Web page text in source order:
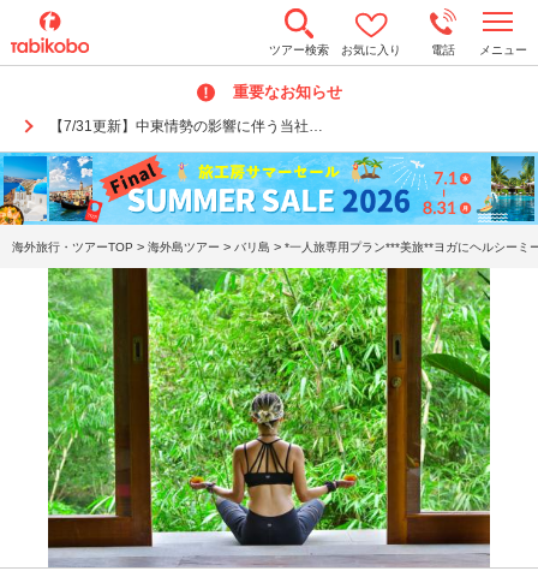
ツアー検索 お気に入り 電話 メニュー
重要なお知らせ
【7/31更新】中東情勢の影響に伴う当社…
o
n
a
v
i
g
a
t
海外旅行・ツアーTOP > 海外島ツアー > バリ島 > *一人旅専用プラン***美旅**ヨガにヘルシーミ